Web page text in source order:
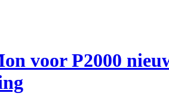
voor P2000